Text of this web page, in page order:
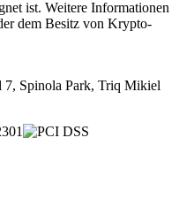
ist. Weitere Informationen
dem Besitz von Krypto-
7, Spinola Park, Triq Mikiel